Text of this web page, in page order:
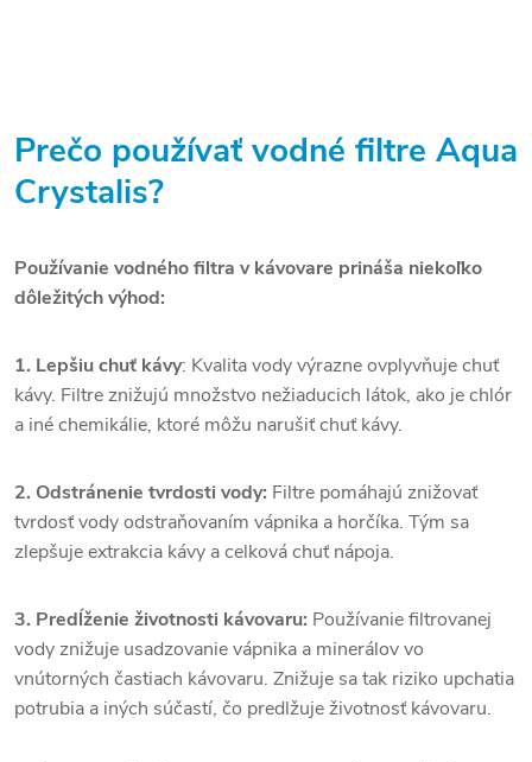
Prečo používať vodné filtre Aqua
Crystalis?
Používanie vodného filtra v kávovare prináša niekoľko
dôležitých výhod:
1. Lepšiu chuť kávy: Kvalita vody výrazne ovplyvňuje chuť
kávy. Filtre znižujú množstvo nežiaducich látok, ako je chlór
a iné chemikálie, ktoré môžu narušiť chuť kávy.
2. Odstránenie tvrdosti vody: Filtre pomáhajú znižovať
tvrdosť vody odstraňovaním vápnika a horčíka. Tým sa
zlepšuje extrakcia kávy a celková chuť nápoja.
3. Predĺženie životnosti kávovaru: Používanie filtrovanej
vody znižuje usadzovanie vápnika a minerálov vo
vnútorných častiach kávovaru. Znižuje sa tak riziko upchatia
potrubia a iných súčastí, čo predlžuje životnosť kávovaru.